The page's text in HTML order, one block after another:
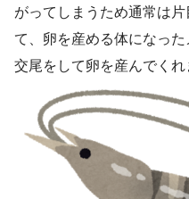
がってしまうため通常は
て、卵を産める体になっ
交尾をして卵を産んでくれ